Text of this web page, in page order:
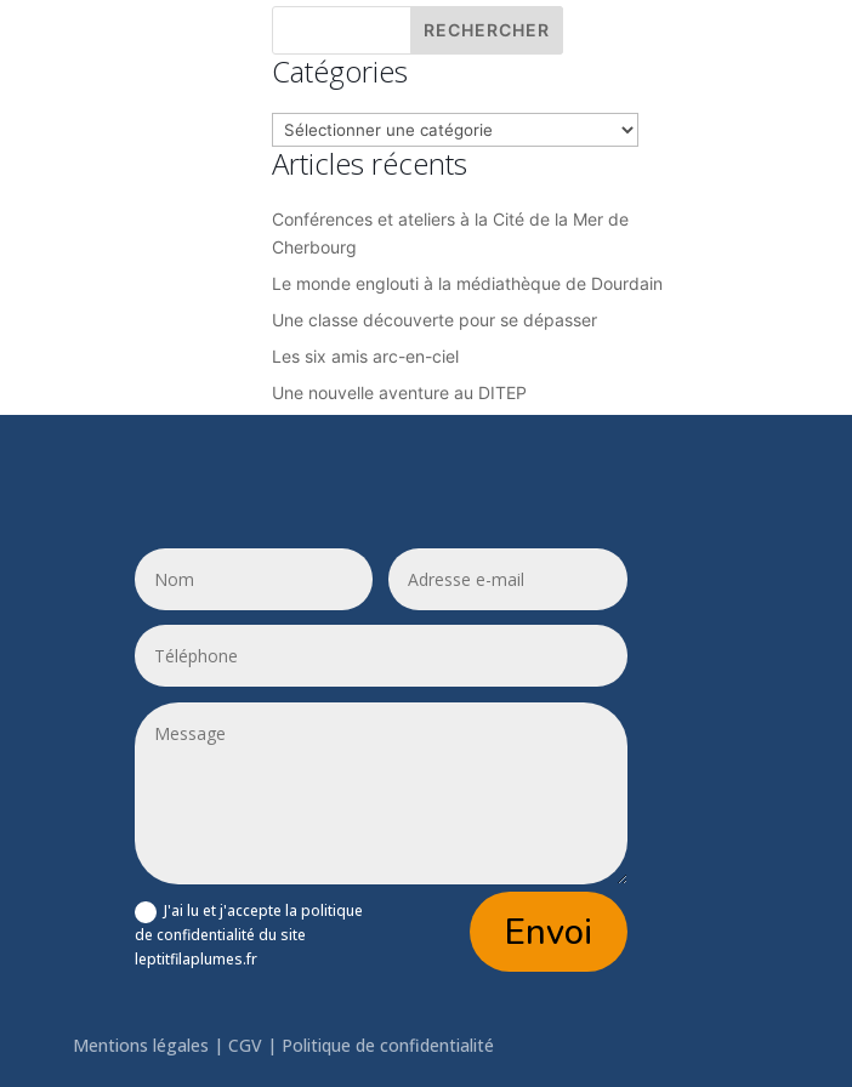
Catégories
Catégories
Articles récents
Conférences et ateliers à la Cité de la Mer de
Cherbourg
Le monde englouti à la médiathèque de Dourdain
Une classe découverte pour se dépasser
Les six amis arc-en-ciel
Une nouvelle aventure au DITEP
J'ai lu et j'accepte la politique
de confidentialité du site
leptitfilaplumes.fr
Envoi
Mentions légales | CGV| Politique de confidentialité